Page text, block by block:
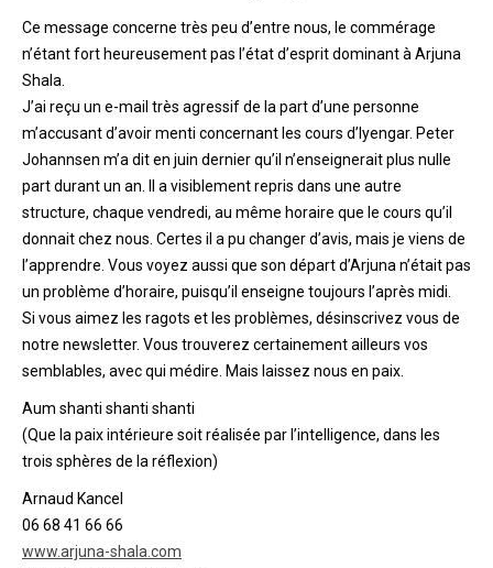
Ce message concerne très peu d’entre nous, le commérage
n’étant fort heureusement pas l’état d’esprit dominant à Arjuna
Shala.
J’ai reçu un e-mail très agressif de la part d’une personne
m’accusant d’avoir menti concernant les cours d’Iyengar. Peter
Johannsen m’a dit en juin dernier qu’il n’enseignerait plus nulle
part durant un an. Il a visiblement repris dans une autre
structure, chaque vendredi, au même horaire que le cours qu’il
donnait chez nous. Certes il a pu changer d’avis, mais je viens de
l’apprendre. Vous voyez aussi que son départ d’Arjuna n’était pas
un problème d’horaire, puisqu’il enseigne toujours l’après midi.
Si vous aimez les ragots et les problèmes, désinscrivez vous de
notre newsletter. Vous trouverez certainement ailleurs vos
semblables, avec qui médire. Mais laissez nous en paix.
Aum shanti shanti shanti
(Que la paix intérieure soit réalisée par l’intelligence, dans les
trois sphères de la réflexion)
Arnaud Kancel
06 68 41 66 66
www.arjuna-shala.com